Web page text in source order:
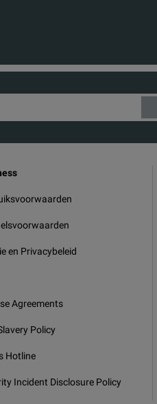
en Privacybeleid
Agreements
Policy
Hotline
Incident Disclosure Policy